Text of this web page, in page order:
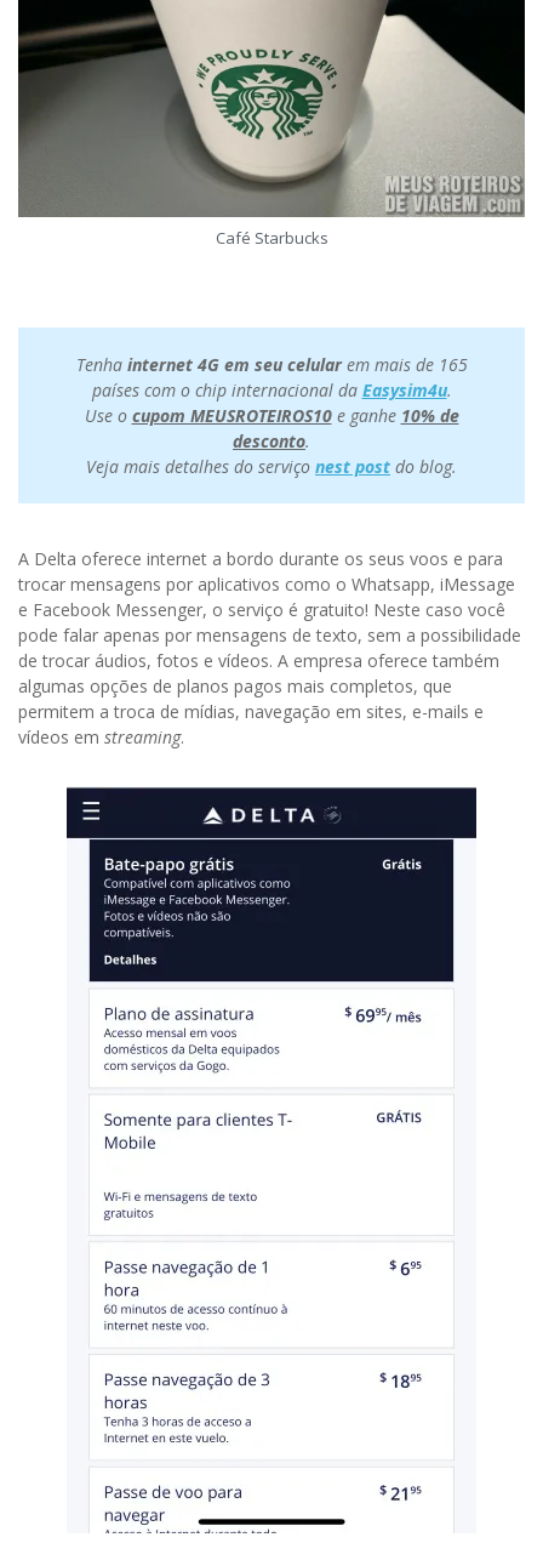
Café Starbucks
Tenha internet 4G em seu celularem mais de 165
países com o chip internacional da Easysim4u.
Use o cupom MEUSROTEIROS10e ganhe 10% de
desconto.
Veja mais detalhes do serviço nest post do blog.
A Delta oferece internet a bordo durante os seus voos e para
trocar mensagens por aplicativos como o Whatsapp, iMessage
e Facebook Messenger, o serviço é gratuito! Neste caso você
pode falar apenas por mensagens de texto, sem a possibilidade
de trocar áudios, fotos e vídeos. A empresa oferece também
algumas opções de planos pagos mais completos, que
permitem a troca de mídias, navegação em sites, e-mails e
vídeos em streaming.